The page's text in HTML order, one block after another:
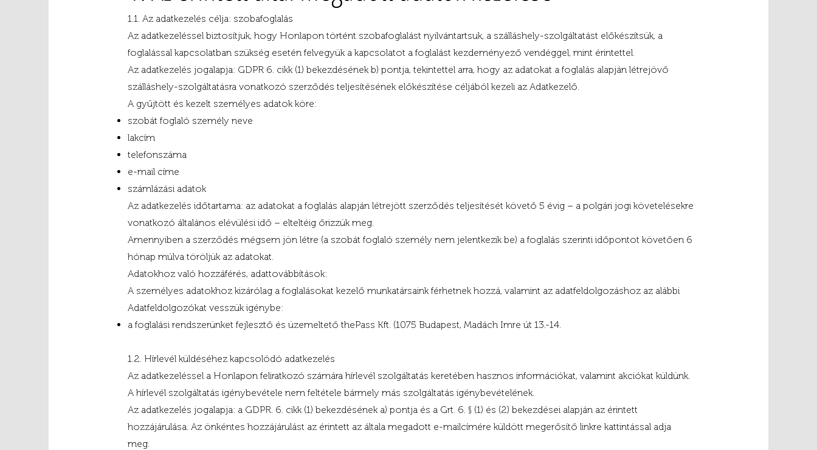
1.1. Az adatkezelés célja: szobafoglalás
Az adatkezeléssel biztosítjuk, hogy Honlapon történt szobafoglalást nyilvántartsuk, a szálláshely-szolgáltatást előkészítsük, a
foglalással kapcsolatban szükség esetén felvegyük a kapcsolatot a foglalást kezdeményező vendéggel, mint érintettel.
Az adatkezelés jogalapja: GDPR 6. cikk (1) bekezdésének b) pontja, tekintettel arra, hogy az adatokat a foglalás alapján létrejövő
szálláshely-szolgáltatásra vonatkozó szerződés teljesítésének előkészítése céljából kezeli az Adatkezelő.
A gyűjtött és kezelt személyes adatok köre:
szobát foglaló személy neve
lakcím
telefonszáma
e-mail címe
számlázási adatok
Az adatkezelés időtartama: az adatokat a foglalás alapján létrejött szerződés teljesítését követő 5 évig – a polgári jogi követelésekre
vonatkozó általános elévülési idő – elteltéig őrizzük meg.
Amennyiben a szerződés mégsem jön létre (a szobát foglaló személy nem jelentkezik be) a foglalás szerinti időpontot követően 6
hónap múlva töröljük az adatokat.
Adatokhoz való hozzáférés, adattovábbítások:
A személyes adatokhoz kizárólag a foglalásokat kezelő munkatársaink férhetnek hozzá, valamint az adatfeldolgozáshoz az alábbi
Adatfeldolgozókat vesszük igénybe:
a foglalási rendszerünket fejlesztő és üzemeltető thePass Kft. (1075 Budapest, Madách Imre út 13.-14.
1.2. Hírlevél küldéséhez kapcsolódó adatkezelés
Az adatkezeléssel a Honlapon feliratkozó számára hírlevél szolgáltatás keretében hasznos információkat, valamint akciókat küldünk.
A hírlevél szolgáltatás igénybevétele nem feltétele bármely más szolgáltatás igénybevételének.
Az adatkezelés jogalapja: a GDPR. 6. cikk (1) bekezdésének a) pontja és a Grt. 6. § (1) és (2) bekezdései alapján az érintett
hozzájárulása. Az önkéntes hozzájárulást az érintett az általa megadott e-mailcímére küldött megerősítő linkre kattintással adja
meg.